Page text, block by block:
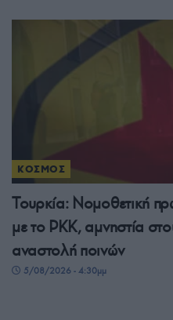
ΚΟΣΜΟΣ
Τουρκία: Νομοθετική
με το PKK, αμνηστία
αναστολή ποινών
5/08/2026 - 4:30μμ